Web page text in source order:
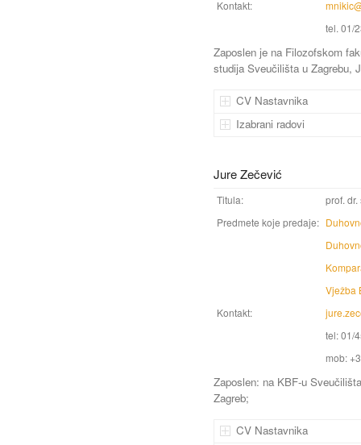
Kontakt:
tel. 01/
Zaposlen je na Filozofskom
studija Sveučilišta u Zagrebu,
CV Nastavnika
Izabrani radovi
Jure Zečević
Titula:
prof. dr.
Predmete koje predaje:
Vježba
Kontakt:
tel: 01/
mob:
Zaposlen: na KBF-u
Zagreb;
CV Nastavnika